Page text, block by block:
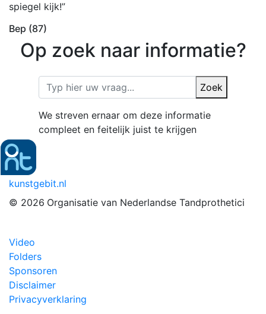
spiegel kijk!”
Bep (87)
Op zoek naar informatie?
Zoek
We streven ernaar om deze informatie
compleet en feitelijk juist te krijgen
kunstgebit.nl
© 2026 Organisatie van Nederlandse Tandprothetici
Video
Folders
Sponsoren
Disclaimer
Privacyverklaring